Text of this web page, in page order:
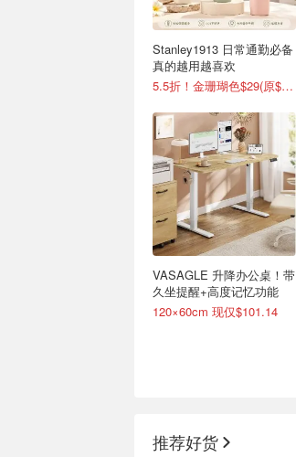
Stanley1913 日常通勤必备
真的越用越喜欢
5.5折！金珊瑚色$29(原$52)
VASAGLE 升降办公桌！带
久坐提醒+高度记忆功能
120×60cm 现仅$101.14
推荐好货